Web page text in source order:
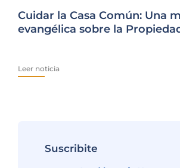
Cuidar la Casa Común: Una
evangélica sobre la
Leer noticia
Suscribite